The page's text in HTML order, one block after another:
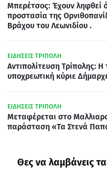
Μπερέτσος: Έχουν ληφθεί
προστασία της
Βράχου του Λεωνιδίου .
ΕΙΔΗΣΕΙΣ ΤΡΙΠΟΛΗ
Αντιπολίτευση Τρίπολης: Η
υποχρεωτική κύριε
ΕΙΔΗΣΕΙΣ ΤΡΙΠΟΛΗ
Μεταφέρεται στο
παράσταση «Τα Στενά
Θες να λαμβάνεις